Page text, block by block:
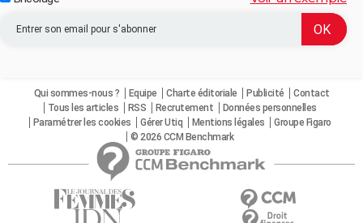
Qui sommes-nous ? Equipe Charte éditoriale Publicité
Contact
Tous les articles
RSS Recrutement
Données personnelles
Paramétrer les cookies
Gérer Utiq Mentions légales
Groupe Figaro
© 2026 CCM Benchmark